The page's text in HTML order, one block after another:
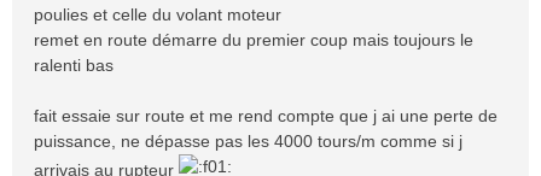
poulies et celle du volant moteur
remet en route démarre du premier coup mais toujours le
ralenti bas
fait essaie sur route et me rend compte que j ai une perte de
puissance, ne dépasse pas les 4000 tours/m comme si j
arrivais au rupteur